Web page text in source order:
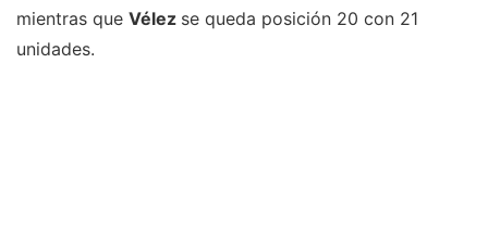
mientras que Vélez se queda posición 20 con 21
unidades.